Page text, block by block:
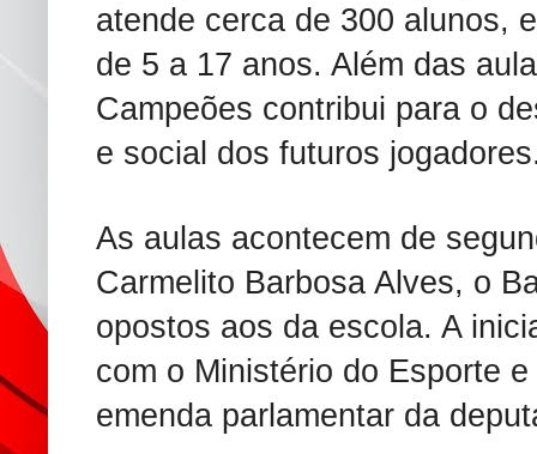
atende cerca de 300 alunos,
de 5 a 17 anos. Além das
Campeões contribui para o
e social dos futuros
As aulas acontecem de
Carmelito Barbosa Alves, o
opostos aos da escola. A
com o Ministério do Esporte
emenda parlamentar da